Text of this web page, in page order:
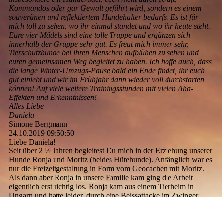
Kommandos oder gar Gewalt geführt wird, sondern es einem
souveränen und reflektiertem Hundehalter bedarfs. Es ist für
mich toll zu sehen, wo ihr einmal standet und wo ihr heute steht.
Eure vier Mädels sind eine tolle Truppe und ergänzen sich
innerhalb der Gruppe sehr gut. Es freut mich immer sehr,
Tierschutzhunde bei ihren Menschen aufblühen zu sehen und
euren gemeinsamen Weg begleitet zu haben. Ich hoffe auch, dass
die lange Winter-Umzugs-Pause bald ein Ende findet, ihr euch
gut einlebt und wir im Frühjahr dann wieder voll durchstarten
können! Auf viele weitere Trainingsstunden mit vielen Aha-
Effekten und Erkenntnissen!
Alles Liebe
Daniela
Simone Bergmann
24.10.2019 09:50:50
Liebe Daniela!
Seit über 2 ½ Jahren begleitest Du mich in der Erziehung unserer
Hunde Ronja und Moritz (beides Hütehunde). Anfänglich war es
nur die Freizeitgestaltung in Form vom Geocachen mit Moritz.
Als dann aber Ronja in unsere Familie kam ging die Arbeit
eigentlich erst richtig los. Ronja kam aus einem Tierheim in